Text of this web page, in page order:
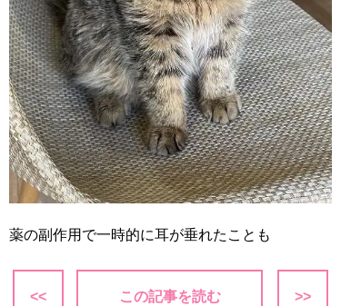
薬の副作用で一時的に耳が垂れたことも
<< この記事を読む >>